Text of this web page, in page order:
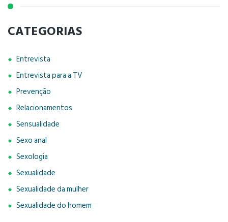
CATEGORIAS
Entrevista
Entrevista para a TV
Prevenção
Relacionamentos
Sensualidade
Sexo anal
Sexologia
Sexualidade
Sexualidade da mulher
Sexualidade do homem